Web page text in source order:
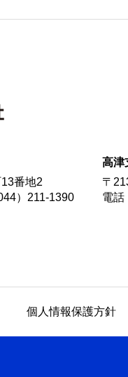
番地2
）211-1390
高津
〒
電話
個人情報保護方針